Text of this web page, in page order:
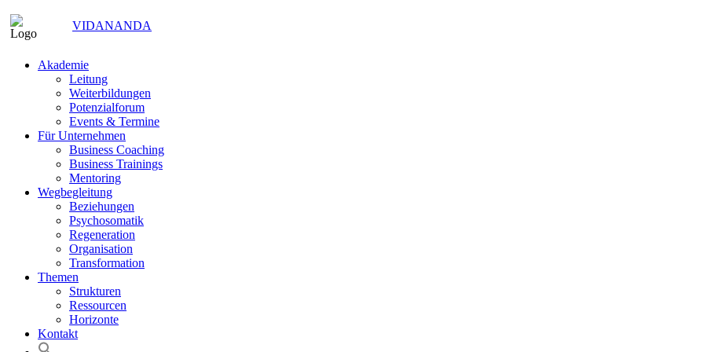
VIDANANDA
Akademie
Leitung
Weiterbildungen
Potenzialforum
Events & Termine
Für Unternehmen
Business Coaching
Business Trainings
Mentoring
Wegbegleitung
Beziehungen
Psychosomatik
Regeneration
Organisation
Transformation
Themen
Strukturen
Ressourcen
Horizonte
Kontakt